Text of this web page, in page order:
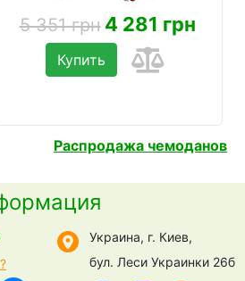
5 351 грн 4 281 грн
Купить
Распродажа чемоданов
Украина, г. Киев,
бул. Леси Украинки 26б